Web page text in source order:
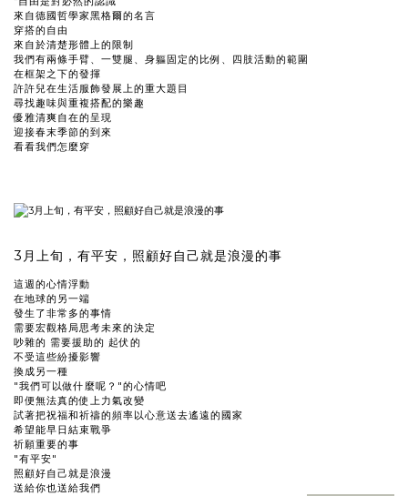
來自德國哲學家黑格爾的名言
穿搭的自由
來自於清楚形體上的限制
我們有兩條手臂、一雙腿、身軀固定的比例、四肢活動的範圍
在框架之下的發揮
許許兒在生活服飾發展上的重大題目
尋找趣味與重複搭配的樂趣
優雅清爽自在的呈現
迎接春末季節的到來
看看我們怎麼穿
3月上旬，有平安，照顧好自己就是浪漫的事
這週的心情浮動
在地球的另一端
發生了非常多的事情
需要宏觀格局思考未來的決定
吵雜的 需要援助的 起伏的
不受這些紛擾影響
換成另一種
"我們可以做什麼呢？"的心情吧
即便無法真的使上力氣改變
試著把祝福和祈禱的頻率以心意送去遙遠的國家
希望能早日結束戰爭
祈願重要的事
"有平安"
照顧好自己就是浪漫
送給你也送給我們